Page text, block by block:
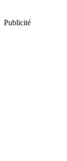
Publicité